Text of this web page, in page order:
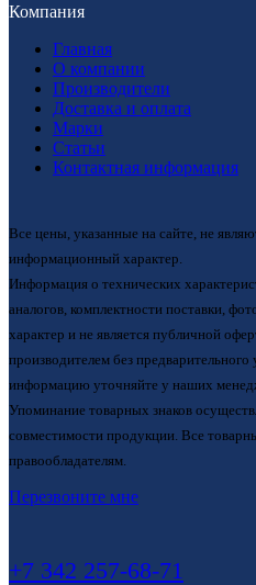
Компания
Главная
О компании
Производители
Доставка и оплата
Марки
Статьи
Контактная информация
Все цены, указанные на сайте, не
информационный характер.
Информация о технических
аналогов, комплектности поставки,
характер и не является публичной
производителем без
информацию уточняйте у наших
Упоминание товарных знаков
совместимости продукции. Все
правообладателям.
Перезвоните мне
+7 342 257-68-71